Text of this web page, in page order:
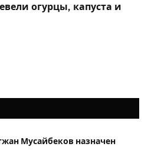
огурцы, капуста и
Мусайбеков назначен